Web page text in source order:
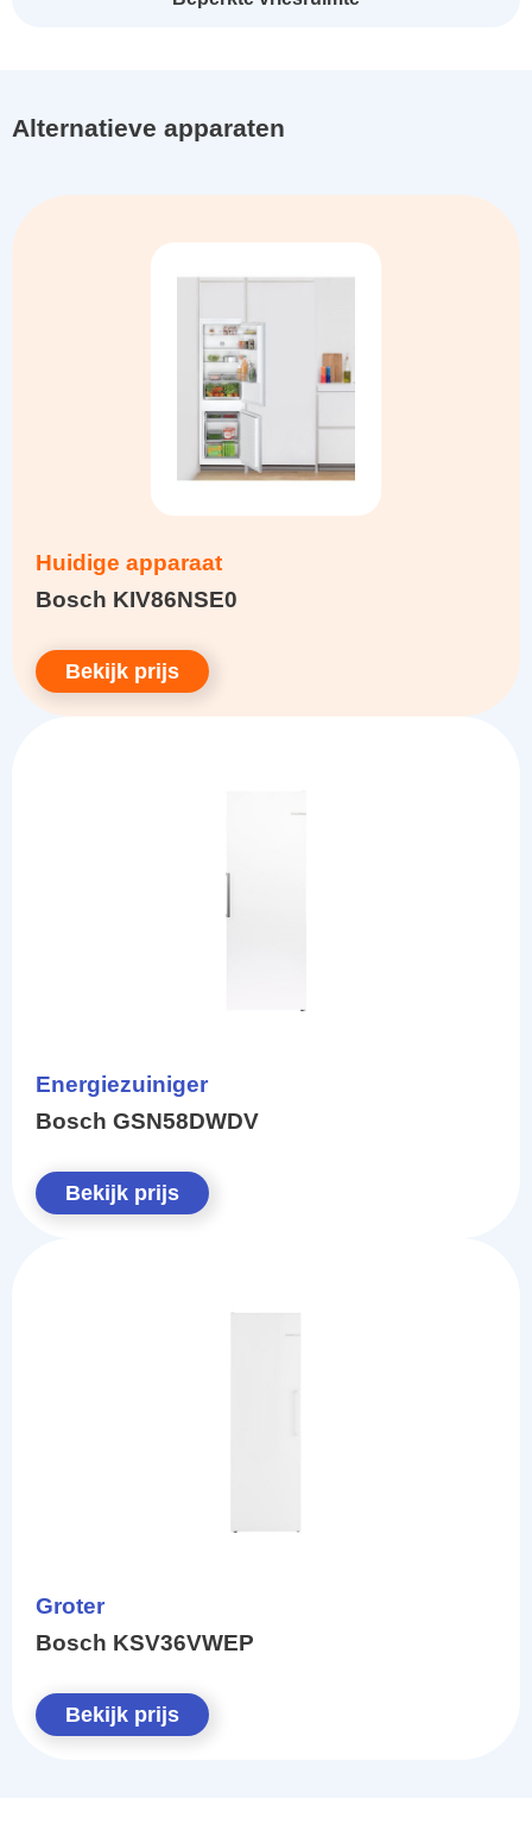
Alternatieve apparaten
Huidige apparaat
Bosch KIV86NSE0
Bekijk prijs
Energiezuiniger
Bosch GSN58DWDV
Bekijk prijs
Groter
Bosch KSV36VWEP
Bekijk prijs